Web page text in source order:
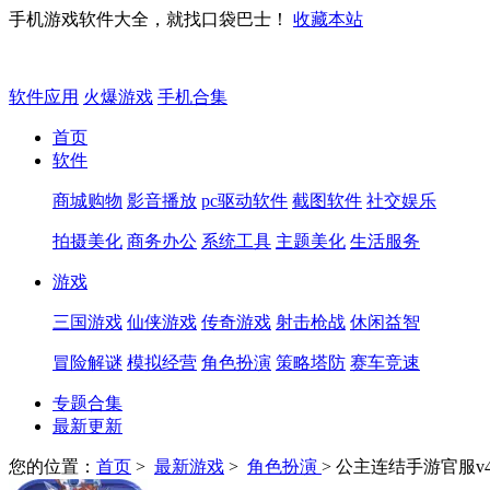
手机游戏软件大全，就找口袋巴士！ 收藏本站
软件应用 火爆游戏 手机合集
首页
软件
商城购物 影音播放 pc驱动软件 截图软件 社交娱乐
拍摄美化 商务办公 系统工具 主题美化 生活服务
游戏
三国游戏 仙侠游戏 传奇游戏 射击枪战 休闲益智
冒险解谜 模拟经营 角色扮演 策略塔防 赛车竞速
专题合集
最新更新
您的位置： 首页 > 最新游戏 > 角色扮演 > 公主连结手游官服